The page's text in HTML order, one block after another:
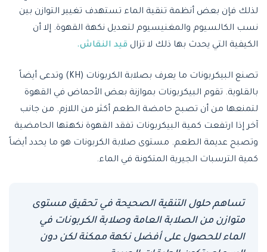
لذلك فإن بعض أنظمة تنقية الماء تستهدف تغيير التوازن بين
نسب الكالسيوم والمغنيسيوم لتعديل نكهة القهوة. إلا أن
الكيفية التي يحدث بها ذلك لا تزال قيد النقاش.
تصنع البيكربونات ما يعرف بصلابة الكربونات (KH) وتدعى أيضاً
بالقلوية. تقوم البيكربونات بموازنة بعض الأحماض في القهوة
لتمنعها من أن تصبح حامضة الطعم أكثر من اللازم. من جانب
آخر إذا ارتفعت كمية البيكربونات تفقد القهوة نكهتها الحامضية
وتصبح عديمة الطعم. مستوى صلابة الكربونات هو ما يحدد أيضاً
كمية الترسبات الجيرية المتكونة في الماء.
تساهم حلول التنقية الصحيحة في تحقيق مستوى
متوازن من الصلابة العامة وصلابة الكربونات في
الماء للحصول على أفضل نكهة ممكنة لكن دون